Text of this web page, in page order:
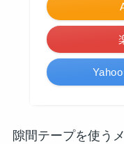
隙間テープを使う